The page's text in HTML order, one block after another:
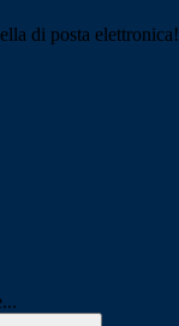
di posta elettronica!